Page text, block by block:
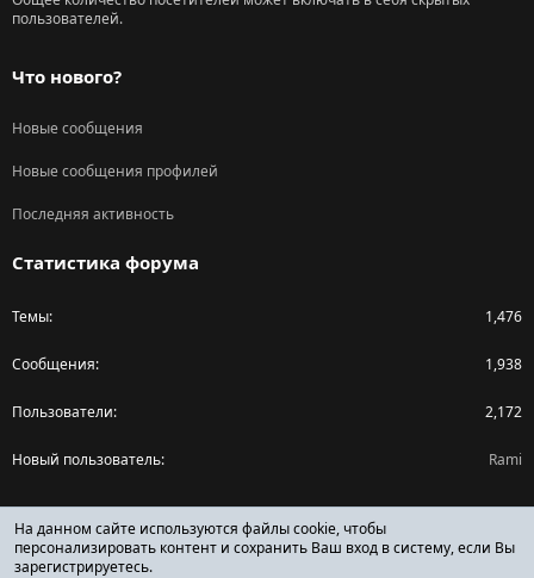
пользователей.
Что нового?
Новые сообщения
Новые сообщения профилей
Последняя активность
Статистика форума
Темы 1,476
Сообщения 1,938
Пользователи 2,172
Новый пользователь Rami
Поделиться страницей
Facebook
X (Twitter)
Reddit
На данном сайте используются файлы cookie, чтобы
персонализировать контент и сохранить Ваш вход в систему, если Вы
зарегистрируетесь.